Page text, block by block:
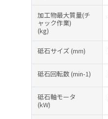
加工物最大質量(チ
ャック作業)
(kg)
砥石サイズ(mm)
砥石回転数(min-1)
砥石軸モータ
(kW)